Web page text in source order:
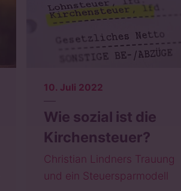
10. Juli 2022
Wie sozial ist die
Kirchensteuer?
Christian Lindners Trauung
und ein Steuersparmodell